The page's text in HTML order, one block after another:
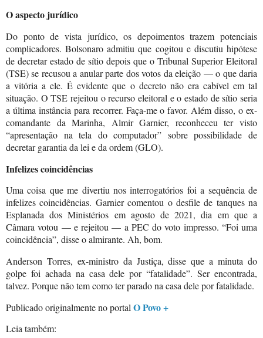
O aspecto jurídico
Do ponto de vista jurídico, os depoimentos trazem potenciais
complicadores. Bolsonaro admitiu que cogitou e discutiu hipótese
de decretar estado de sítio depois que o Tribunal Superior Eleitoral
(TSE) se recusou a anular parte dos votos da eleição — o que daria
a vitória a ele. É evidente que o decreto não era cabível em tal
situação. O TSE rejeitou o recurso eleitoral e o estado de sítio seria
a última instância para recorrer. Faça-me o favor. Além disso, o ex-
comandante da Marinha, Almir Garnier, reconheceu ter visto
“apresentação na tela do computador” sobre possibilidade de
decretar garantia da lei e da ordem (GLO).
Infelizes coincidências
Uma coisa que me divertiu nos interrogatórios foi a sequência de
infelizes coincidências. Garnier comentou o desfile de tanques na
Esplanada dos Ministérios em agosto de 2021, dia em que a
Câmara votou — e rejeitou — a PEC do voto impresso. “Foi uma
coincidência”, disse o almirante. Ah, bom.
Anderson Torres, ex-ministro da Justiça, disse que a minuta do
golpe foi achada na casa dele por “fatalidade”. Ser encontrada,
talvez. Porque não tem como ter parado na casa dele por fatalidade.
Publicado originalmente no portal O Povo +
Leia também: